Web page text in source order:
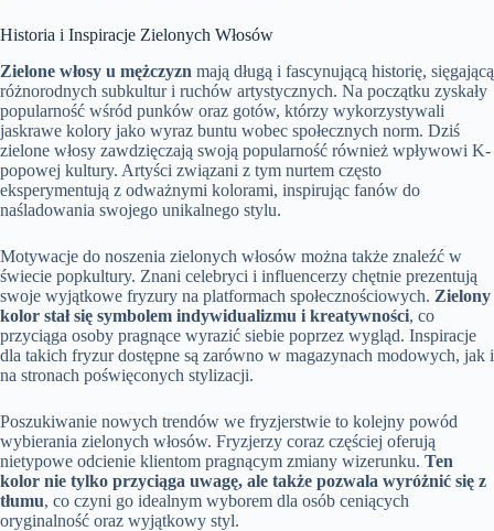
Historia i Inspiracje Zielonych Włosów
Zielone włosy u mężczyzn mają długą i fascynującą historię, sięgającą
różnorodnych subkultur i ruchów artystycznych. Na początku zyskały
popularność wśród punków oraz gotów, którzy wykorzystywali
jaskrawe kolory jako wyraz buntu wobec społecznych norm. Dziś
zielone włosy zawdzięczają swoją popularność również wpływowi K-
popowej kultury. Artyści związani z tym nurtem często
eksperymentują z odważnymi kolorami, inspirując fanów do
naśladowania swojego unikalnego stylu.
Motywacje do noszenia zielonych włosów można także znaleźć w
świecie popkultury. Znani celebryci i influencerzy chętnie prezentują
swoje wyjątkowe fryzury na platformach społecznościowych. Zielony
kolor stał się symbolem indywidualizmu i kreatywności, co
przyciąga osoby pragnące wyrazić siebie poprzez wygląd. Inspiracje
dla takich fryzur dostępne są zarówno w magazynach modowych, jak i
na stronach poświęconych stylizacji.
Poszukiwanie nowych trendów we fryzjerstwie to kolejny powód
wybierania zielonych włosów. Fryzjerzy coraz częściej oferują
nietypowe odcienie klientom pragnącym zmiany wizerunku. Ten
kolor nie tylko przyciąga uwagę, ale także pozwala wyróżnić się z
tłumu, co czyni go idealnym wyborem dla osób ceniących
oryginalność oraz wyjątkowy styl.